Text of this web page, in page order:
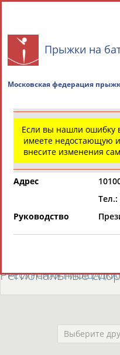
Главная » Региональные
СВОДНЫЕ ИНДЕКСЫ
ТАБЛО АКТИВНОСТИ
РЕСУРСНАЯ ПЛОЩАДКА
Региональные
Выберите
Прыжки на
Московская
Если вы нашли ошибку
имеете недостающую
внесите изменения
Адрес
Тел.:
Руководство